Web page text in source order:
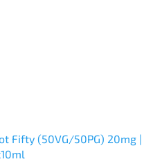
Fifty (50VG/50PG) 20mg |